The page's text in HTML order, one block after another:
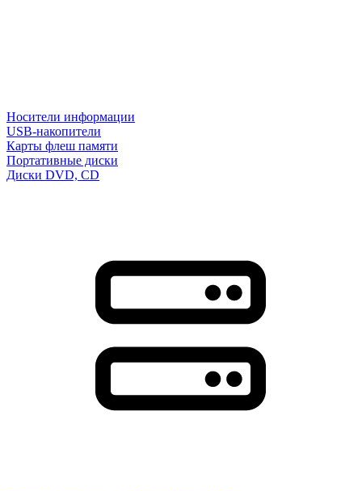
Носители информации
USB-накопители
Карты флеш памяти
Портативные диски
Диски DVD, CD